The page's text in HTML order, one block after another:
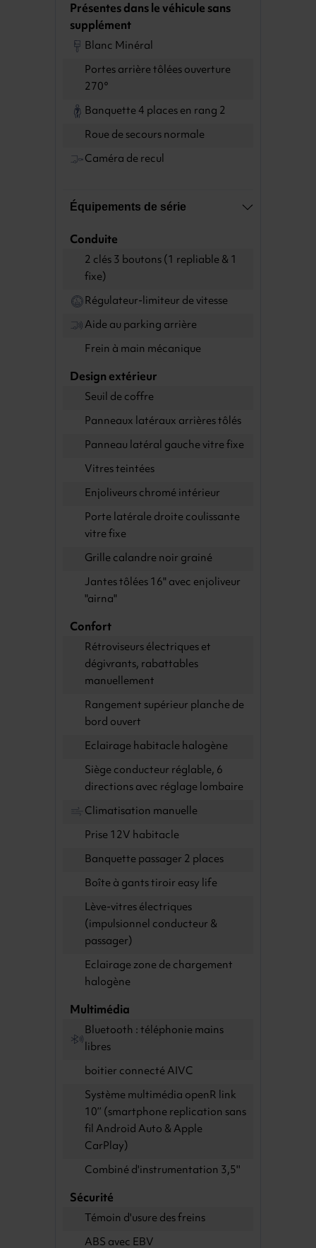
Présentes dans le véhicule sans
supplément
Blanc Minéral
Portes arrière tôlées ouverture
270°
Banquette 4 places en rang 2
Roue de secours normale
Caméra de recul
Équipements de série
Conduite
2 clés 3 boutons (1 repliable & 1
fixe)
Régulateur-limiteur de vitesse
Aide au parking arrière
Frein à main mécanique
Design extérieur
Seuil de coffre
Panneaux latéraux arrières tôlés
Panneau latéral gauche vitre fixe
Vitres teintées
Enjoliveurs chromé intérieur
Porte latérale droite coulissante
vitre fixe
Grille calandre noir grainé
Jantes tôlées 16" avec enjoliveur
"airna"
Confort
Rétroviseurs électriques et
dégivrants, rabattables
manuellement
Rangement supérieur planche de
bord ouvert
Eclairage habitacle halogène
Siège conducteur réglable, 6
directions avec réglage lombaire
Climatisation manuelle
Prise 12V habitacle
Banquette passager 2 places
Boîte à gants tiroir easy life
Lève-vitres électriques
(impulsionnel conducteur &
passager)
Eclairage zone de chargement
halogène
Multimédia
Bluetooth : téléphonie mains
libres
boitier connecté AIVC
Système multimédia openR link
10’’ (smartphone replication sans
fil Android Auto & Apple
CarPlay)
Combiné d'instrumentation 3,5''
Sécurité
Témoin d'usure des freins
ABS avec EBV